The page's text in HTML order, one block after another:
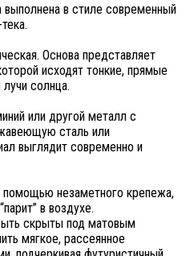
выполнена в стиле современный
Основа представляет
исходят тонкие, прямые
солнца.
или другой металл с
сталь или
выглядит современно и
незаметного крепежа,
в воздухе.
скрыты под матовым
мягкое, рассеянное